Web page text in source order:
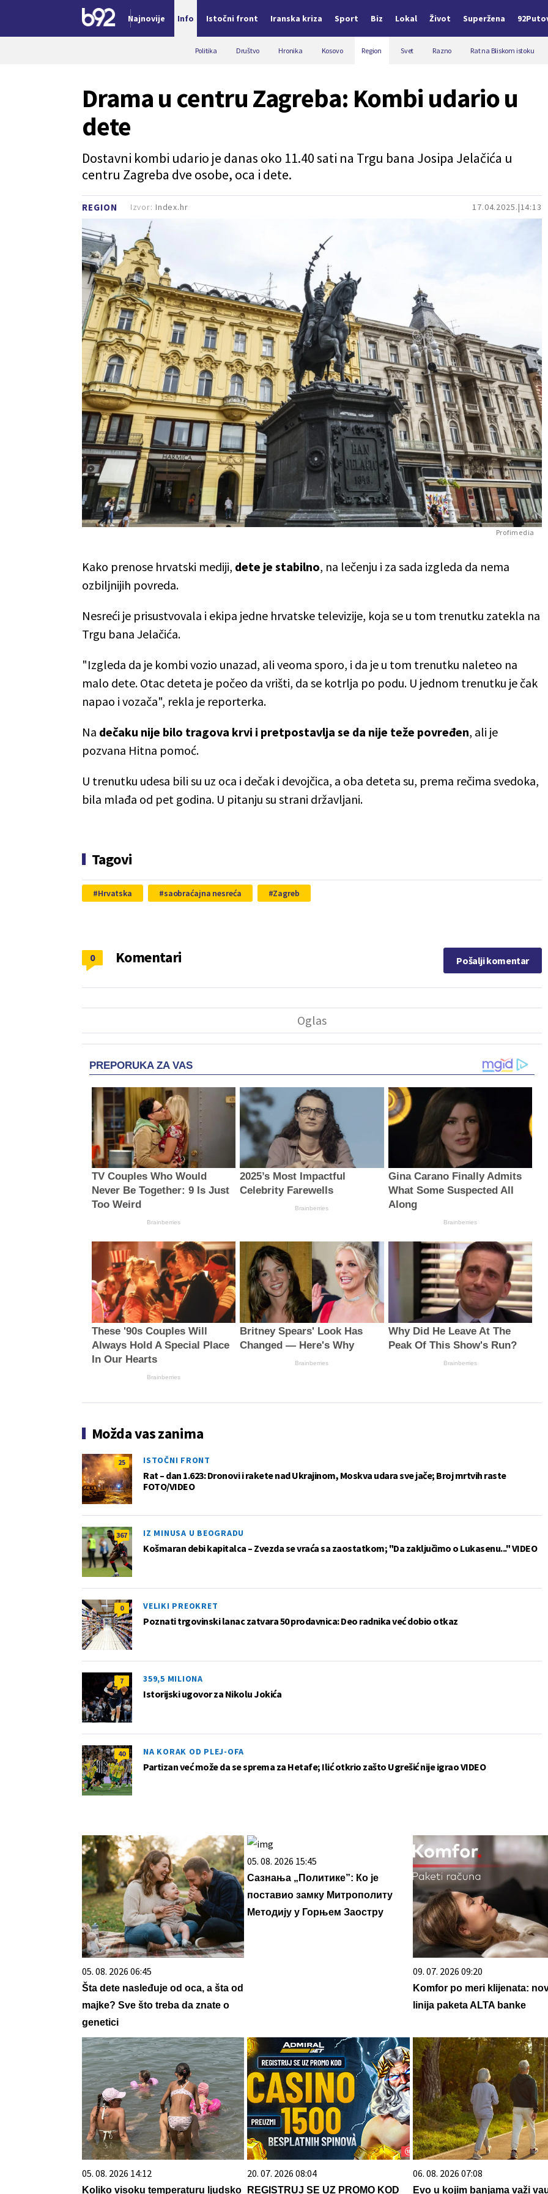
Najnovije Info Istočni front Iranska kriza Sport Biz Lokal Život Superžena
Politika Društvo Hronika Kosovo Region Svet Razno Rat na Bliskom istoku
REGION 17.04.2025. 14:13
Drama u centru Zagreba: Kombi udario u
dete
Dostavni kombi udario je danas oko 11.40 sati na Trgu bana Josipa Jelačića u
centru Zagreba dve osobe, oca i dete.
Izvor: Index.hr
Profimedia
Kako prenose hrvatski mediji, dete je stabilno, na lečenju i za sada izgleda da nema
ozbiljnijih povreda.
Nesreći je prisustvovala i ekipa jedne hrvatske televizije, koja se u tom trenutku zatekla na
Trgu bana Jelačića.
"Izgleda da je kombi vozio unazad, ali veoma sporo, i da je u tom trenutku naleteo na
malo dete. Otac deteta je počeo da vrišti, da se kotrlja po podu. U jednom trenutku je čak
napao i vozača", rekla je reporterka.
Na dečaku nije bilo tragova krvi i pretpostavlja se da nije teže povređen, ali je
pozvana Hitna pomoć.
U trenutku udesa bili su uz oca i dečak i devojčica, a oba deteta su, prema rečima svedoka,
bila mlađa od pet godina. U pitanju su strani državljani.
Tagovi
Hrvatska saobraćajna nesreća Zagreb
Komentari
0 Pošalji komentar
PREPORUKA ZA VAS
TV Couples Who Would
Never Be Together: 9 Is Just
Too Weird
Brainberries
2025’s Most Impactful
Celebrity Farewells
Brainberries
Gina Carano Finally Admits
What Some Suspected All
Along
Brainberries
These '90s Couples Will
Always Hold A Special Place
In Our Hearts
Brainberries
Britney Spears' Look Has
Changed — Here's Why
Brainberries
Why Did He Leave At The
Peak Of This Show's Run?
Brainberries
Možda vas zanima
25 ISTOČNI FRONT
Rat – dan 1.623: Dronovi i rakete nad Ukrajinom, Moskva udara sve jače; Broj mrtvih raste
FOTO/VIDEO
367 IZ MINUSA U BEOGRADU
Košmaran debi kapitalca – Zvezda se vraća sa zaostatkom; "Da zaključimo o Lukasenu..." VIDEO
0 VELIKI PREOKRET
Poznati trgovinski lanac zatvara 50 prodavnica: Deo radnika već dobio otkaz
7 359,5 MILIONA
Istorijski ugovor za Nikolu Jokića
40 NA KORAK OD PLEJ-OFA
Partizan već može da se sprema za Hetafe; Ilić otkrio zašto Ugrešić nije igrao VIDEO
05. 08. 2026 06:45
Šta dete nasleđuje od oca, a šta od
majke? Sve što treba da znate o
genetici
05. 08. 2026 15:45
Сазнања „Политике”: Ко је
поставио замку Митрополиту
Методију у Горњем Заостру
09. 07. 2026 09:20
Komfor po meri klijenata:
linija paketa ALTA banke
05. 08. 2026 14:12
Koliko visoku temperaturu ljudsko
20. 07. 2026 08:04
REGISTRUJ SE UZ PROMO KOD
06. 08. 2026 07:08
Evo u kojim banjama važi